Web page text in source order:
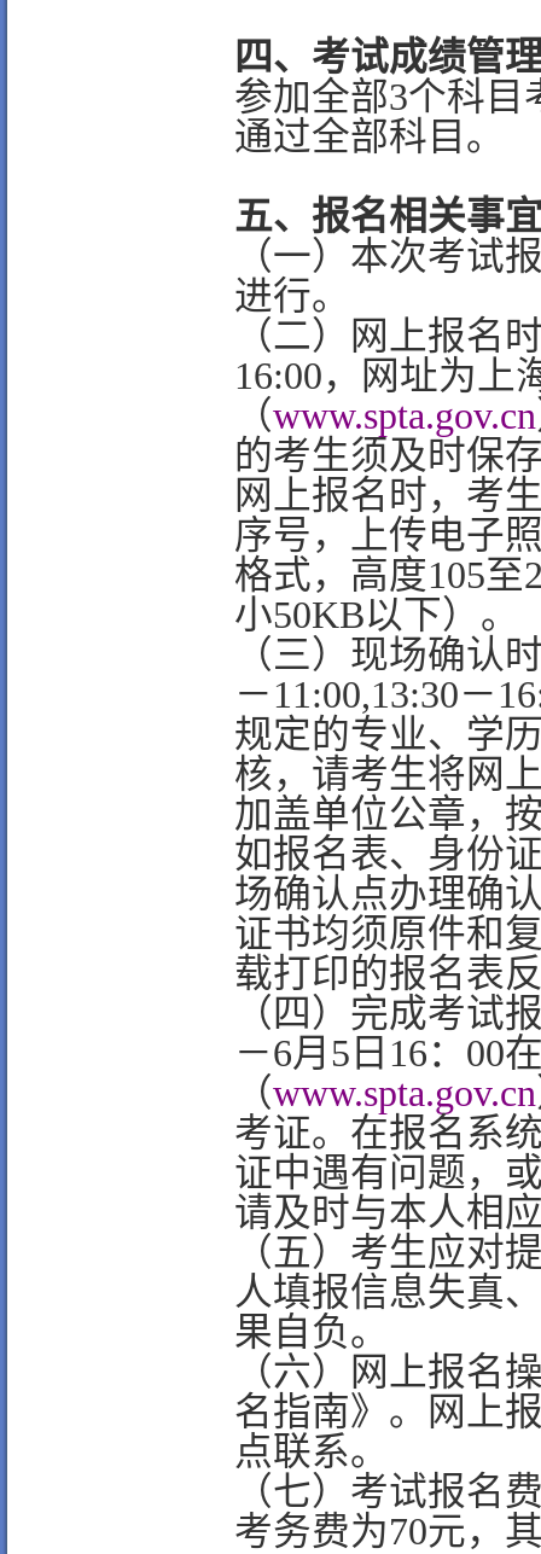
四、考试成绩管
参加全部3个科目
通过全部科目。
五、报名相关事
（一）本次考试
进行。
（二）网上报名
16:00，网址为上
（www.spta.gov.cn
的考生须及时保
网上报名时，考
序号，上传电子
格式，高度105至
小50KB以下）。
（三）现场确认
－11:00,13:30－
规定的专业、学
核，请考生将网
加盖单位公章，
如报名表、身份
场确认点办理确
证书均须原件和
载打印的报名表
（四）完成考试
－6月5日16：00
（www.spta.gov.cn
考证。在报名系
证中遇有问题，
请及时与本人相
（五）考生应对
人填报信息失真
果自负。
（六）网上报名
名指南》。网上
点联系。
（七）考试报名
考务费为70元，